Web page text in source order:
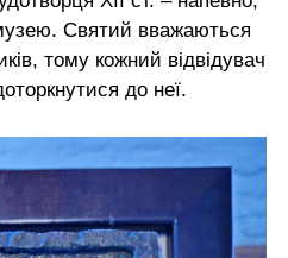
Святий вважаються
тому кожний відвідувач
до неї.